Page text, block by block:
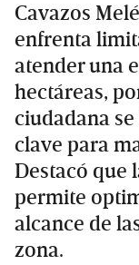
Cavazos
enfrenta
atender una
hectáreas,
ciudadana
clave para
Destacó que
permite
alcance de
zona.